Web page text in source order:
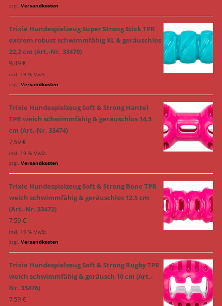
zzgl. Versandkosten
Trixie Hundespielzeug Super Strong Stick TPR
extrem robust schwimmfähig XL & geräuschlos
22,2 cm (Art.-Nr. 33470)
9,49€
inkl. 19 % MwSt.
zzgl. Versandkosten
Trixie Hundespielzeug Soft & Strong Hantel
TPR weich schwimmfähig & geräuschlos 14,5
cm (Art.-Nr. 33474)
7,59€
inkl. 19 % MwSt.
zzgl. Versandkosten
Trixie Hundespielzeug Soft & Strong Bone TPR
weich schwimmfähig & geräuschlos 12,5 cm
(Art.-Nr. 33472)
7,59€
inkl. 19 % MwSt.
zzgl. Versandkosten
Trixie Hundespielzeug Soft & Strong Rugby TPR
weich schwimmfähig & geräusch 10 cm (Art.-
Nr. 33476)
7,59€